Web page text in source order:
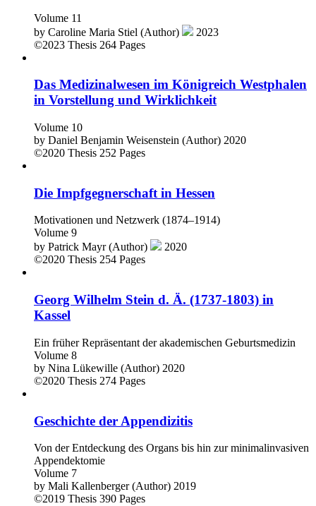
Volume 11
by Caroline Maria Stiel (Author)
2023
©2023 Thesis 264 Pages
Das Medizinalwesen im Königreich Westphalen
in Vorstellung und Wirklichkeit
Volume 10
by Daniel Benjamin Weisenstein (Author) 2020
©2020 Thesis 252 Pages
Die Impfgegnerschaft in Hessen
Motivationen und Netzwerk (1874–1914)
Volume 9
by Patrick Mayr (Author)
2020
©2020 Thesis 254 Pages
Georg Wilhelm Stein d. Ä. (1737-1803) in
Kassel
Ein früher Repräsentant der akademischen Geburtsmedizin
Volume 8
by Nina Lükewille (Author) 2020
©2020 Thesis 274 Pages
Geschichte der Appendizitis
Von der Entdeckung des Organs bis hin zur minimalinvasiven
Appendektomie
Volume 7
by Mali Kallenberger (Author) 2019
©2019 Thesis 390 Pages